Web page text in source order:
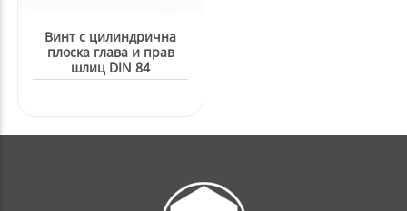
Винт с цилиндрична
плоска глава и прав
шлиц DIN 84